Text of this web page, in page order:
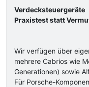
Verdecksteuergeräte
Praxistest statt
Wir verfügen über
mehrere Cabrios wie
Generationen) sowie
Für Porsche-